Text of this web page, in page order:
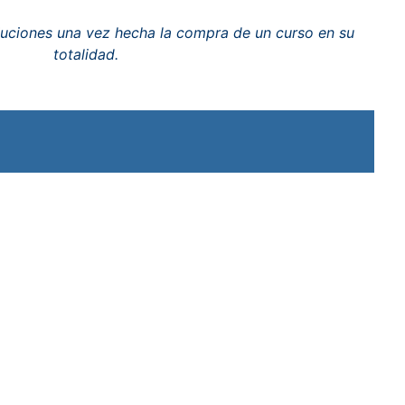
una vez hecha la compra de un curso en su
totalidad.